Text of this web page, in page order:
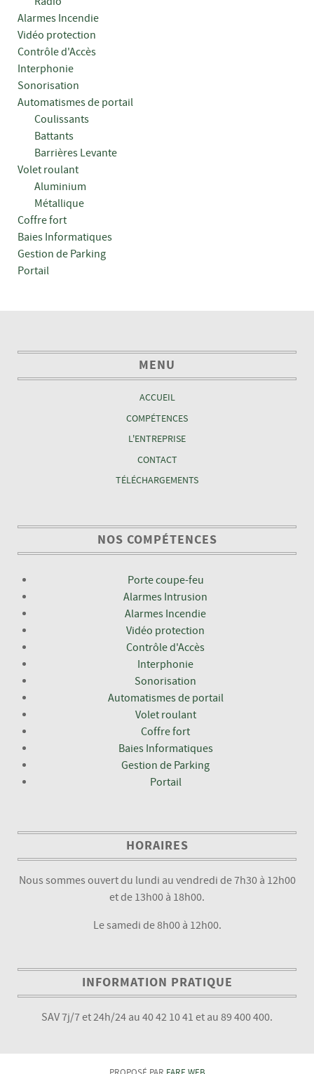
Alarmes Incendie
Vidéo protection
Contrôle d'Accès
Interphonie
Sonorisation
Automatismes de portail
Coulissants
Battants
Barrières Levante
Volet roulant
Aluminium
Métallique
Coffre fort
Baies Informatiques
Gestion de Parking
Portail
MENU
ACCUEIL
COMPÉTENCES
L'ENTREPRISE
CONTACT
TÉLÉCHARGEMENTS
NOS COMPÉTENCES
Porte coupe-feu
Alarmes Intrusion
Alarmes Incendie
Vidéo protection
Contrôle d'Accès
Interphonie
Sonorisation
Automatismes de portail
Volet roulant
Coffre fort
Baies Informatiques
Gestion de Parking
Portail
HORAIRES
Nous sommes ouvert du lundi au vendredi de 7h30 à 12h00
et de 13h00 à 18h00.
Le samedi de 8h00 à 12h00.
INFORMATION PRATIQUE
SAV 7j/7 et 24h/24 au 40 42 10 41 et au 89 400 400.